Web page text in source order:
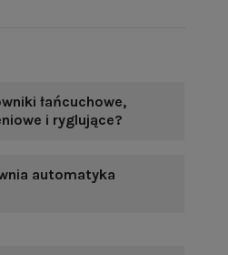
łańcuchowe,
i ryglujące?
automatyka